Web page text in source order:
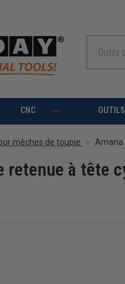
CNC
mèches de toupie
retenue à tête